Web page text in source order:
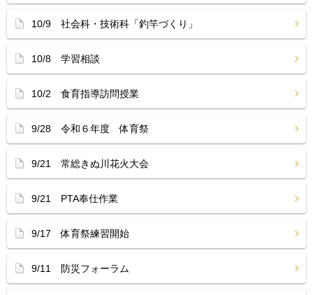
10/9 社会科・技術科「釣竿づくり」
10/8 学習相談
10/2 食育指導訪問授業
9/28 令和６年度 体育祭
9/21 常総きぬ川花火大会
9/21 PTA奉仕作業
9/17 体育祭練習開始
9/11 防災フォーラム